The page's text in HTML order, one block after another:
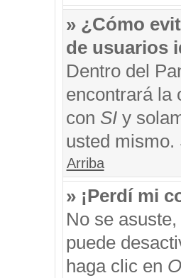
» ¿Cómo
de usuarios
Dentro del
encontrará la
con SIy
usted mismo.
Arriba
» ¡Perdí mi
No se
puede
haga clic en